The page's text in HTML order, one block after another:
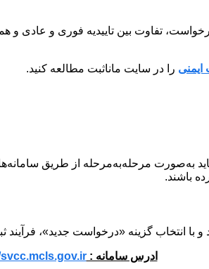
تفاوت بین تاییدیه فوری و
را در سایت مانا‌ثبت مطالعه کنید.
به‌صورت مرحله‌به‌مرحله از طریق
باشند.
با انتخاب گزینه «درخواست جدید»، فرآیند
ادرس سامانه :